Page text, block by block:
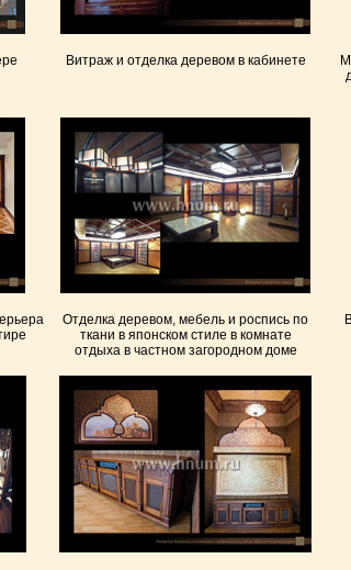
Витраж и отделка деревом в кабинете
Отделка деревом, мебель и роспись по
ткани в японском стиле в комнате
отдыха в частном загородном доме